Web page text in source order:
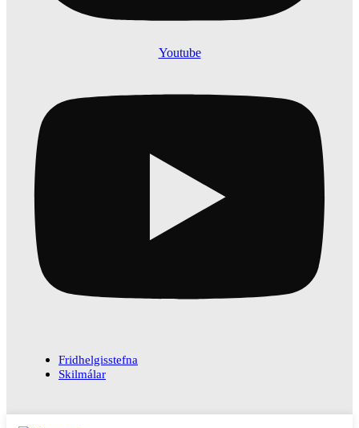
Youtube
Fridhelgisstefna
Skilmálar